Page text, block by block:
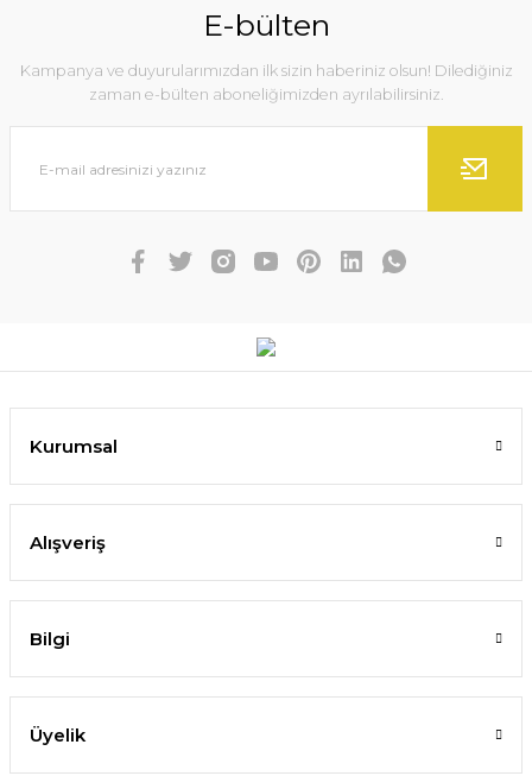
E-bülten
Kampanya ve duyurularımızdan ilk sizin haberiniz olsun! Dilediğiniz
zaman e-bülten aboneliğimizden ayrılabilirsiniz.
Kurumsal
Alışveriş
Bilgi
Üyelik